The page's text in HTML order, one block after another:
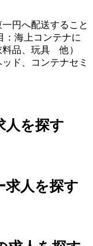
円へ配送すること
：海上コンテナに
料品、玩具 他）
ド、コンテナセミ
人を探す
求人を探す